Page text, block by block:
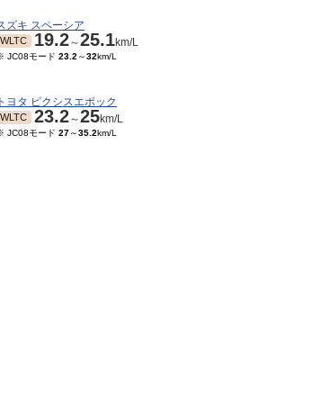
ズキ スペーシア
WLTC 19.2～25.1km/L
JC08モード 23.2 ～32km/L
トヨタ ピクシスエポック
WLTC 23.2～25km/L
JC08モード 27～35.2km/L